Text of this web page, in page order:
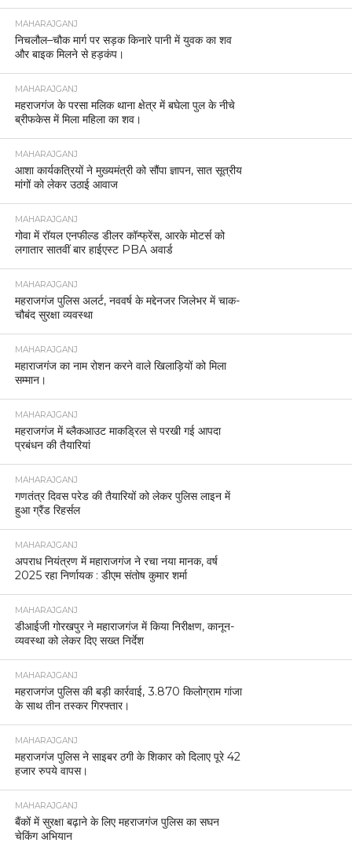
MAHARAJGANJ
निचलौल–चौक मार्ग पर सड़क किनारे पानी में युवक का शव
और बाइक मिलने से हड़कंप।
MAHARAJGANJ
महराजगंज के परसा मलिक थाना क्षेत्र में बघेला पुल के नीचे
ब्रीफकेस में मिला महिला का शव।
MAHARAJGANJ
आशा कार्यकत्रियों ने मुख्यमंत्री को सौंपा ज्ञापन, सात सूत्रीय
मांगों को लेकर उठाई आवाज
MAHARAJGANJ
गोवा में रॉयल एनफील्ड डीलर कॉन्फ्रेंस, आरके मोटर्स को
लगातार सातवीं बार हाईएस्ट PBA अवार्ड
MAHARAJGANJ
महराजगंज पुलिस अलर्ट, नववर्ष के मद्देनजर जिलेभर में चाक-
चौबंद सुरक्षा व्यवस्था
MAHARAJGANJ
महाराजगंज का नाम रोशन करने वाले खिलाड़ियों को मिला
सम्मान।
MAHARAJGANJ
महराजगंज में ब्लैकआउट माकड्रिल से परखी गई आपदा
प्रबंधन की तैयारियां
MAHARAJGANJ
गणतंत्र दिवस परेड की तैयारियों को लेकर पुलिस लाइन में
हुआ ग्रैंड रिहर्सल
MAHARAJGANJ
अपराध नियंत्रण में महाराजगंज ने रचा नया मानक, वर्ष
2025 रहा निर्णायक : डीएम संतोष कुमार शर्मा
MAHARAJGANJ
डीआईजी गोरखपुर ने महाराजगंज में किया निरीक्षण, कानून-
व्यवस्था को लेकर दिए सख्त निर्देश
MAHARAJGANJ
महराजगंज पुलिस की बड़ी कार्रवाई, 3.870 किलोग्राम गांजा
के साथ तीन तस्कर गिरफ्तार।
MAHARAJGANJ
महराजगंज पुलिस ने साइबर ठगी के शिकार को दिलाए पूरे 42
हजार रुपये वापस।
MAHARAJGANJ
बैंकों में सुरक्षा बढ़ाने के लिए महराजगंज पुलिस का सघन
चेकिंग अभियान